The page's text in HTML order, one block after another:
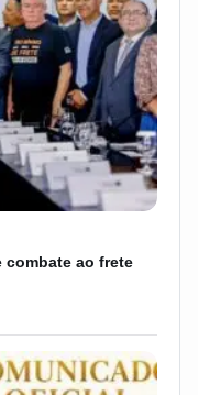
combate ao frete